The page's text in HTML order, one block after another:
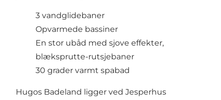
3 vandglidebaner
Opvarmede bassiner
En stor ubåd med sjove effekter,
blæksprutte-rutsjebaner
30 grader varmt spabad
Hugos Badeland ligger ved Jesperhus